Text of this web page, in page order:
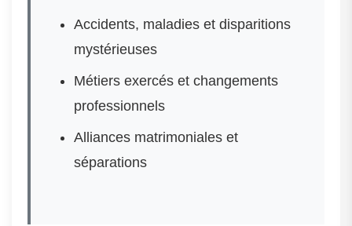
Accidents, maladies et disparitions
mystérieuses
Métiers exercés et changements
professionnels
Alliances matrimoniales et
séparations